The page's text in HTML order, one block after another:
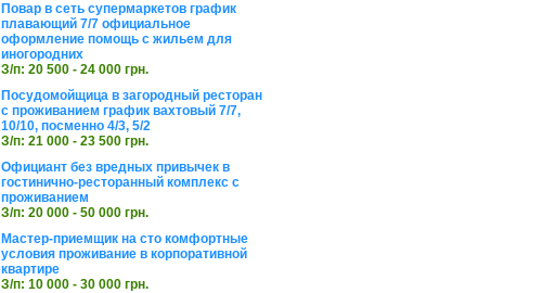
Повар в сеть супермаркетов график
плавающий 7/7 официальное
оформление помощь с жильем для
иногородних
З/п: 20 500 - 24 000 грн.
Посудомойщица в загородный ресторан
с проживанием график вахтовый 7/7,
10/10, посменно 4/3, 5/2
З/п: 21 000 - 23 500 грн.
Официант без вредных привычек в
гостинично-ресторанный комплекс с
проживанием
З/п: 20 000 - 50 000 грн.
Мастер-приемщик на сто комфортные
условия проживание в корпоративной
квартире
З/п: 10 000 - 30 000 грн.